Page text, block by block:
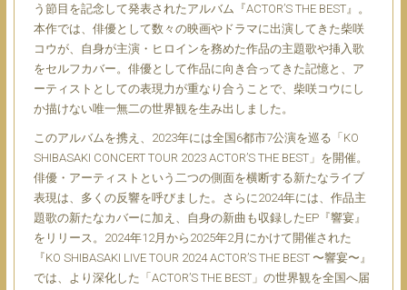
う節目を記念して発表されたアルバム『ACTOR’S THE BEST』。
本作では、俳優として数々の映画やドラマに出演してきた柴咲
コウが、自身が主演・ヒロインを務めた作品の主題歌や挿入歌
をセルフカバー。俳優として作品に向き合ってきた記憶と、ア
ーティストとしての表現力が重なり合うことで、柴咲コウにし
か描けない唯一無二の世界観を生み出しました。
このアルバムを携え、2023年には全国6都市7公演を巡る「KO
SHIBASAKI CONCERT TOUR 2023 ACTOR’S THE BEST」を開催。
俳優・アーティストという二つの側面を横断する新たなライブ
表現は、多くの反響を呼びました。さらに2024年には、作品主
題歌の新たなカバーに加え、自身の新曲も収録したEP『響宴』
をリリース。2024年12月から2025年2月にかけて開催された
『KO SHIBASAKI LIVE TOUR 2024 ACTOR’S THE BEST 〜響宴〜』
では、より深化した「ACTOR’S THE BEST」の世界観を全国へ届